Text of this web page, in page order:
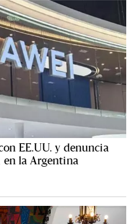
EE.UU. y denuncia
en la Argentina